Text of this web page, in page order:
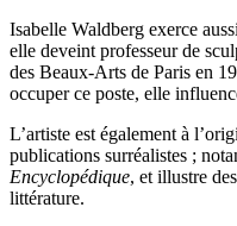
Isabelle Waldberg exerce
elle deveint professeur de
des Beaux-Arts de Paris en
occuper ce poste, elle
L’artiste est également à
publications surréalistes ;
Encyclopédique, et illustre
littérature.